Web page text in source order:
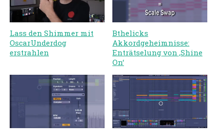
Lass den Shimmer mit
OscarUnderdog
erstrahlen
Bthelicks
Akkordgeheimnisse:
Enträtselung von ‚Shine
On‘